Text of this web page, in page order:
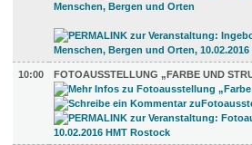
10:00 FOTOAUSSTELLUNG „FARBE UND